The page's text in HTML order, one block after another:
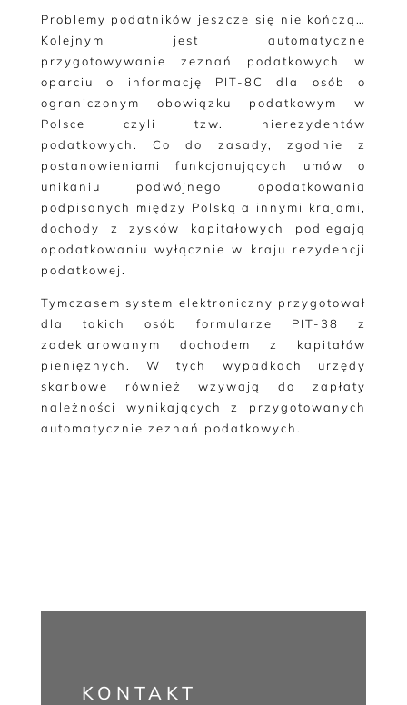
Problemy podatników jeszcze się nie kończą…
Kolejnym jest automatyczne
przygotowywanie zeznań podatkowych w
oparciu o informację PIT-8C dla osób o
ograniczonym obowiązku podatkowym w
Polsce czyli tzw. nierezydentów
podatkowych. Co do zasady, zgodnie z
postanowieniami funkcjonujących umów o
unikaniu podwójnego opodatkowania
podpisanych między Polską a innymi krajami,
dochody z zysków kapitałowych podlegają
opodatkowaniu wyłącznie w kraju rezydencji
podatkowej.
Tymczasem system elektroniczny przygotował
dla takich osób formularze PIT-38 z
zadeklarowanym dochodem z kapitałów
pieniężnych. W tych wypadkach urzędy
skarbowe również wzywają do zapłaty
należności wynikających z przygotowanych
automatycznie zeznań podatkowych.
KONTAKT